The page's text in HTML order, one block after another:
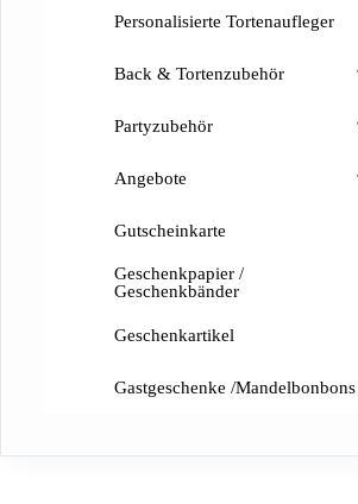
Personalisierte Tortenaufleger
Back & Tortenzubehör
Partyzubehör
Angebote
Gutscheinkarte
Geschenkpapier /
Geschenkbänder
Geschenkartikel
Gastgeschenke /Mandelbonbons